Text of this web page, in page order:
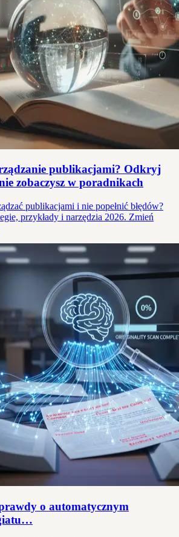
publikacjami? Odkryj
zobaczysz w poradnikach
publikacjami i nie popełnić błędów?
przykłady i narzędzia 2026. Zmień
o automatycznym